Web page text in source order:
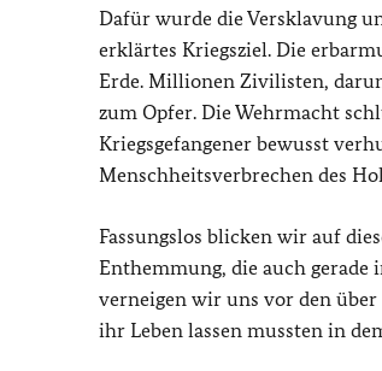
Dafür wurde die Versklavung
erklärtes Kriegsziel. Die
Erde. Millionen Zivilisten,
zum Opfer. Die Wehrmacht
Kriegsgefangener bewusst
Menschheitsverbrechen des
Fassungslos blicken wir auf
Enthemmung, die auch
verneigen wir uns vor den
ihr Leben lassen mussten in